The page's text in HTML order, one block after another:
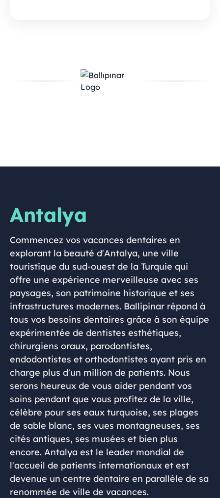
Antalya
Commencez vos vacances dentaires en
explorant la beauté d'Antalya, une ville
touristique du sud-ouest de la Turquie qui
offre une expérience merveilleuse avec ses
paysages, son patrimoine historique et ses
infrastructures modernes. Ballipinar répond à
tous vos besoins dentaires grâce à son équipe
expérimentée de dentistes esthétiques,
chirurgiens oraux, parodontistes,
endodontistes et orthodontistes ayant pris en
charge plus d'un million de patients. Nous
serons heureux de vous aider pendant vos
soins pendant que vous profitez de la ville,
célèbre pour ses eaux turquoise, ses plages
de sable blanc, ses vues montagneuses, ses
cités antiques, ses musées et bien plus
encore. Antalya est le leader mondial de
l'accueil de patients internationaux et est
devenue un centre dentaire en parallèle de sa
renommée de ville de vacances.